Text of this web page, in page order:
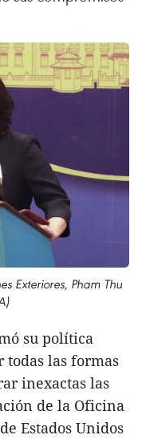
Exteriores, Pham Thu
su política
las formas
inexactas las
de la Oficina
Estados Unidos